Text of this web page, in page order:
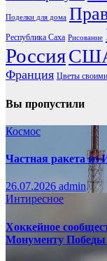
Поделки для дома
Республика Саха Рисование
Россия
Франция Цветы
Вы пропустили
Космос
Частная ракета
26.07.2026 admin
Интиресное
Хоккейное
Монументу